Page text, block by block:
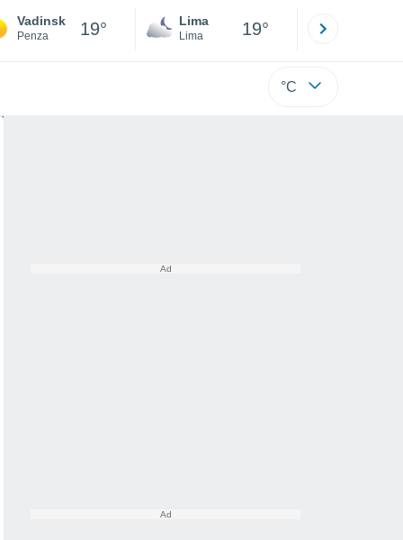
Vadinsk
Penza 19° Lima
Lima 19°
°C